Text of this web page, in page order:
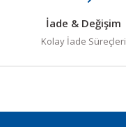
İade & Değişim
Kolay İade Süreçleri